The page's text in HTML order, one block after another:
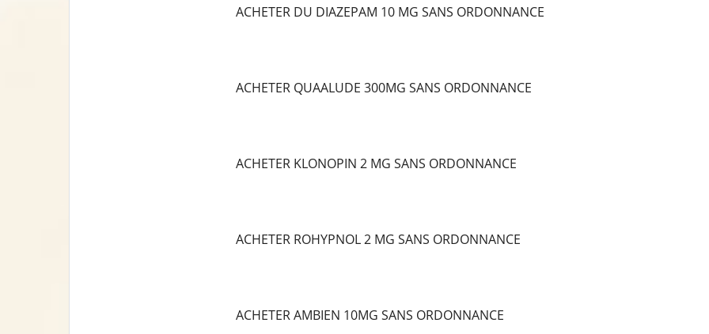
ACHETER DU DIAZEPAM 10 MG SANS ORDONNANCE
ACHETER QUAALUDE 300MG SANS ORDONNANCE
ACHETER KLONOPIN 2 MG SANS ORDONNANCE
ACHETER ROHYPNOL 2 MG SANS ORDONNANCE
ACHETER AMBIEN 10MG SANS ORDONNANCE